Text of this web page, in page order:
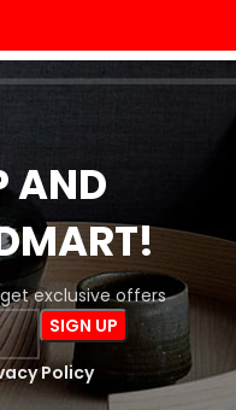
AND
exclusive offers
Policy
lucruri
Magazinul